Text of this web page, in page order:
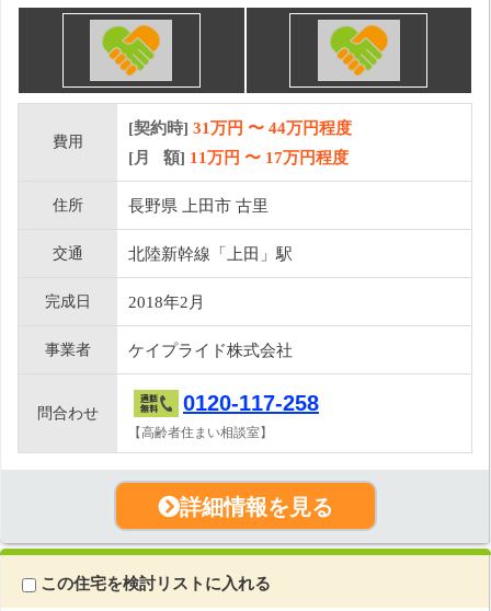
費用
[契約時] 31万円 〜 44万円程度
[月 額] 11万円 〜 17万円程度
住所 長野県 上田市 古里
交通 北陸新幹線「上田」駅
完成日 2018年2月
事業者 ケイプライド株式会社
問合わせ 0120-117-258
【高齢者住まい相談室】
詳細情報を見る
この住宅を検討リストに入れる